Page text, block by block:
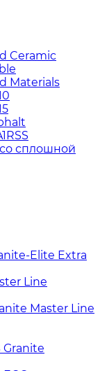
Ceramic
Materials
сплошной
Elite Extra
Line
Master Line